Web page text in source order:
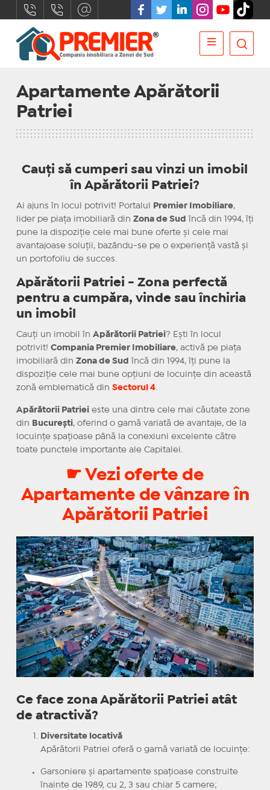
Apartamente Apărătorii
Patriei
Cauți să cumperi sau vinzi un imobil
în Apărătorii Patriei?
Ai ajuns în locul potrivit! Portalul Premier Imobiliare,
lider pe piața imobiliară din Zona de Sud încă din 1994, îți
pune la dispoziție cele mai bune oferte și cele mai
avantajoase soluții, bazându-se pe o experiență vastă și
un portofoliu de succes.
Apărătorii Patriei - Zona perfectă
pentru a cumpăra, vinde sau închiria
un imobil
Cauți un imobil în Apărătorii Patriei? Ești în locul
potrivit! Compania Premier Imobiliare, activă pe piața
imobiliară din Zona de Sud încă din 1994, îți pune la
dispoziție cele mai bune opțiuni de locuințe din această
zonă emblematică din Sectorul 4.
Apărătorii Patrieieste una dintre cele mai căutate zone
din
București, oferind o gamă variată de avantaje, de la
locuințe spațioase până la conexiuni excelente către
toate punctele importante ale Capitalei.
☛ Vezi oferte de
Apartamente de vânzare în
Apărătorii Patriei
Ce face zona Apărătorii Patriei atât
de atractivă?
Diversitate locativă
Apărătorii Patriei oferă o gamă variată de locuințe:
Garsoniere și apartamente spațioase construite
înainte de 1989, cu 2, 3 sau chiar 5 camere;